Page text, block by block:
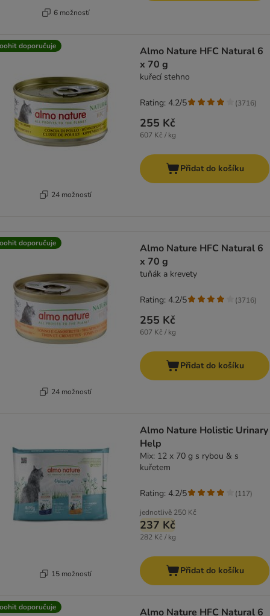
6 možností
doporučuje
24 možností
Almo Nature HFC Natural 6
x 70 g
kuřecí stehno
255 Kč
607 Kč / kg
Rating: 4.2/5 (3716)
Přidat do košíku
doporučuje
24 možností
Almo Nature HFC Natural 6
x 70 g
tuňák a krevety
255 Kč
607 Kč / kg
Rating: 4.2/5 (3716)
Přidat do košíku
15 možností
Almo Nature Holistic Urinary
Help
Mix: 12 x 70 g s rybou & s
kuřetem
jednotlivě 250 Kč
237 Kč
282 Kč / kg
Rating: 4.2/5 (117)
Přidat do košíku
doporučuje Almo Nature HFC Natural 6